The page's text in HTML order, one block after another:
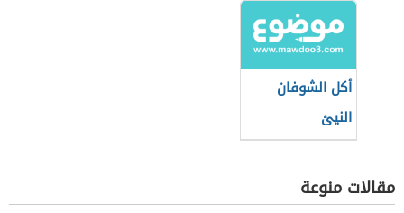
أكل الشوفان
النيئ
مقالات منوعة